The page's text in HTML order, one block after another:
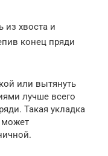
из хвоста и
конец пряди
или вытянуть
лучше всего
Такая укладка
может